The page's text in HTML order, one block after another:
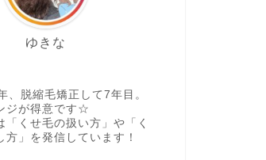
ゆきな
、脱縮毛矯正して7年目。
ジが得意です☆
「くせ毛の扱い方」や「く
方」を発信しています！